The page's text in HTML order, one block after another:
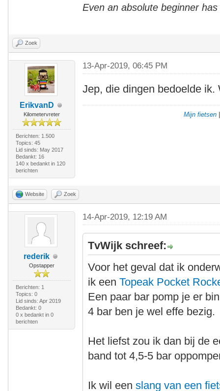
Even an absolute beginner
Zoek
ErikvanD
Kilometervreter
Berichten: 1.500
Topics: 45
Lid sinds: May 2017
Bedankt: 16
140 x bedankt in 120
berichten
13-Apr-2019, 06:45 PM
Jep, die dingen bedoelde ik.
Mijn fietsen
Website Zoek
rederik
Opstapper
Berichten: 1
Topics: 0
Lid sinds: Apr 2019
Bedankt: 0
0 x bedankt in 0
berichten
14-Apr-2019, 12:19 AM
TvWijk schreef:
Voor het geval dat ik
ik eenTopeak Pocket
Een paar bar pomp je er
4 bar ben je wel effe bezig.
Het liefst zou ik dan bij de
band tot 4,5-5 bar
Ik wil eenslang van een